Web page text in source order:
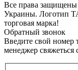
Все права защищены
Украины. Логотип
торговая марка!
Обратный звонок
Введите свой номер
менеджер свяжеться